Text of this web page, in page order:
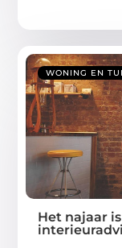
WONING EN
Het najaar